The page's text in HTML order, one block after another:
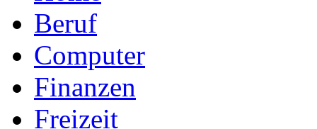
Beruf
Computer
Finanzen
Freizeit